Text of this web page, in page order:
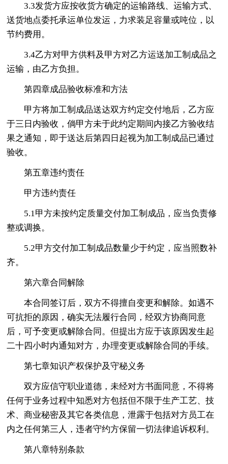
3.3发货方应按收货方确定的运输路线、运输方式、
送货地点委托承运单位发运，力求装足容量或吨位，以
节约费用。
3.4乙方对甲方供料及甲方对乙方运送加工制成品之
运输，由乙方负担。
第四章成品验收标准和方法
甲方将加工制成品送达双方约定交付地后，乙方应
于三日内验收，倘甲方未于此约定期间内接乙方验收结
果之通知，即于送达后第四日起视为加工制成品已通过
验收。
第五章违约责任
甲方违约责任
5.1甲方未按约定质量交付加工制成品，应当负责修
整或调换。
5.2甲方交付加工制成品数量少于约定，应当照数补
齐。
第六章合同解除
本合同签订后，双方不得擅自变更和解除。如遇不
可抗拒的原因，确实无法履行合同，经双方协商同意
后，可予变更或解除合同。但提出方应于该原因发生起
二十四小时内通知对方，办理变更或解除合同的手续。
第七章知识产权保护及守秘义务
双方应信守职业道德，未经对方书面同意，不得将
任何于业务过程中知悉对方包括但不限于生产工艺、技
术、商业秘密及其它各类信息，泄露于包括对方员工在
内之任何第三人，违者守约方保留一切法律追诉权利。
第八章特别条款